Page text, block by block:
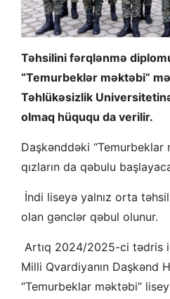
Təhsilini fərqlənmə
“Temurbeklər məktəbi”
Təhlükəsizlik
olmaq hüququ da verilir.
Daşkənddəki
qızların da qəbulu
İndi liseyə yalnız orta
olan gənclər qəbul olunur.
Artıq 2024/2025-ci tədris
Milli Qvardiyanın Daşkənd
“Temurbeklar məktəbi”